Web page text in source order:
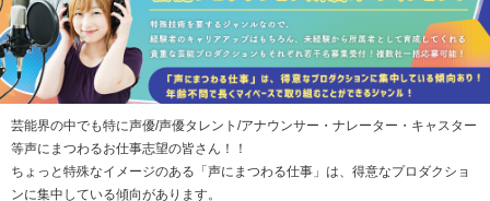
芸能界の中でも特に声優/声優タレント/アナウンサー・ナレーター・キャスター
等声にまつわるお仕事志望の皆さん！！
ちょっと特殊なイメージのある「声にまつわる仕事」は、得意なプロダクショ
ンに集中している傾向があります。